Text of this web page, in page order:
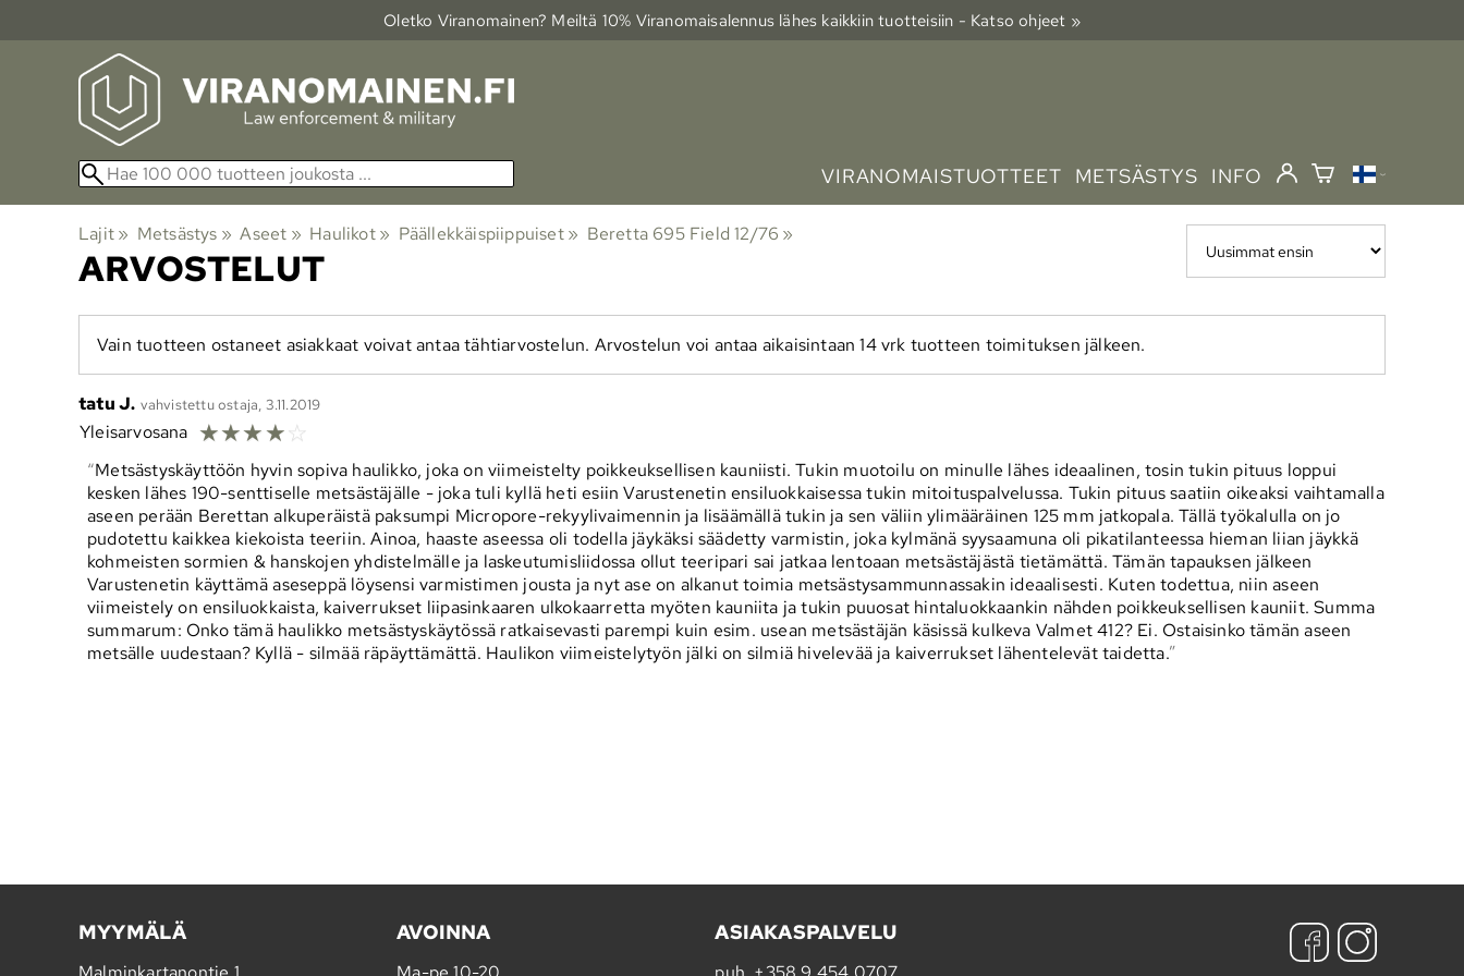
Oletko Viranomainen? Meiltä 10% Viranomais­alennus lähes kaikkiin tuotteisiin - Katso ohjeet »
VIRANOMAISTUOTTEET METSÄSTYS INFO
Lajit‪» Metsästys ‪» Aseet ‪» Haulikot ‪» Päällekkäispiippuiset ‪» Beretta 695 Field 12/76 ‪»
ARVOSTELUT
Vain tuotteen ostaneet asiakkaat voivat antaa tähtiarvostelun. Arvostelun voi antaa aikaisintaan 14 vrk tuotteen toimituksen jälkeen.
tatu J. vahvistettu ostaja, 3.11.2019
Yleisarvosana ☆☆☆☆☆
Metsästyskäyttöön hyvin sopiva haulikko, joka on viimeistelty poikkeuksellisen kauniisti. Tukin muotoilu on minulle lähes ideaalinen, tosin tukin pituus loppui
kesken lähes 190-senttiselle metsästäjälle - joka tuli kyllä heti esiin Varustenetin ensiluokkaisessa tukin mitoituspalvelussa. Tukin pituus saatiin oikeaksi vaihtamalla
aseen perään Berettan alkuperäistä paksumpi Micropore-rekyylivaimennin ja lisäämällä tukin ja sen väliin ylimääräinen 125 mm jatkopala. Tällä työkalulla on jo
pudotettu kaikkea kiekoista teeriin. Ainoa, haaste aseessa oli todella jäykäksi säädetty varmistin, joka kylmänä syysaamuna oli pikatilanteessa hieman liian jäykkä
kohmeisten sormien & hanskojen yhdistelmälle ja laskeutumisliidossa ollut teeripari sai jatkaa lentoaan metsästäjästä tietämättä. Tämän tapauksen jälkeen
Varustenetin käyttämä aseseppä löysensi varmistimen jousta ja nyt ase on alkanut toimia metsästysammunnassakin ideaalisesti. Kuten todettua, niin aseen
viimeistely on ensiluokkaista, kaiverrukset liipasinkaaren ulkokaarretta myöten kauniita ja tukin puuosat hintaluokkaankin nähden poikkeuksellisen kauniit. Summa
summarum: Onko tämä haulikko metsästyskäytössä ratkaisevasti parempi kuin esim. usean metsästäjän käsissä kulkeva Valmet 412? Ei. Ostaisinko tämän aseen
metsälle uudestaan? Kyllä - silmää räpäyttämättä. Haulikon viimeistelytyön jälki on silmiä hivelevää ja kaiverrukset lähentelevät taidetta.
MYYMÄLÄ AVOINNA ASIAKASPALVELU